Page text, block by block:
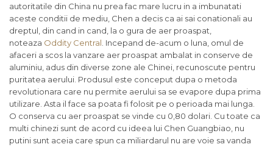
autoritatile din China nu prea fac mare lucru in a imbunatati
aceste conditii de mediu, Chen a decis ca ai sai conationali au
dreptul, din cand in cand, la o gura de aer proaspat,
noteaza Oddity Central . Incepand de-acum o luna, omul de
afaceri a scos la vanzare aer proaspat ambalat in conserve de
aluminiu, adus din diverse zone ale Chinei, recunoscute pentru
puritatea aerului. Produsul este conceput dupa o metoda
revolutionara care nu permite aerului sa se evapore dupa prima
utilizare. Asta il face sa poata fi folosit pe o perioada mai lunga.
O conserva cu aer proaspat se vinde cu 0,80 dolari. Cu toate ca
multi chinezi sunt de acord cu ideea lui Chen Guangbiao, nu
putini sunt aceia care spun ca miliardarul nu are voie sa vanda